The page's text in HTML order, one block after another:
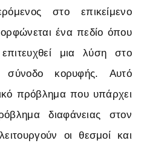
στο επικείμενο
ένα πεδίο όπου
μια λύση στο
κορυφής. Αυτό
πρόβλημα που υπάρχει
διαφάνειας στον
οι θεσμοί και